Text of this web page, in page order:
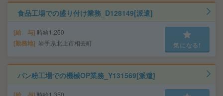
食品工場での盛り付け業務_D128149[派遣]
給 与 時給1,250
勤務地 岩手県北上市相去町 気になる!
パン粉工場での機械OP業務_Y131569[派遣]
時給1,350